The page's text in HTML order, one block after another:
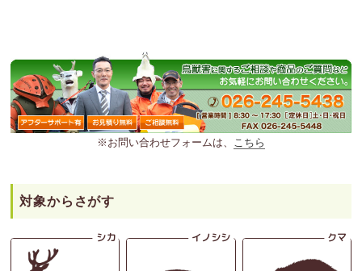
※お問い合わせフォームは、 こちら
対象からさがす